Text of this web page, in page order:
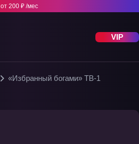
от 200 ₽ /мес
VIP
«Избранный богами» ТВ-1